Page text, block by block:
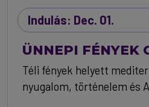
Indulás: Dec. 01.
ÜNNEPI FÉNYEK
Téli fények helyett
nyugalom, történelem és